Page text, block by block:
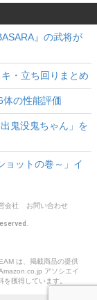
』の武将が
・立ち回りまとめ
の性能評価
鬼没鬼ちゃん」を
ョットの巻～」イ
会社 お問い合わせ
は、掲載商品の提供
アソシエイ
獲得しています。